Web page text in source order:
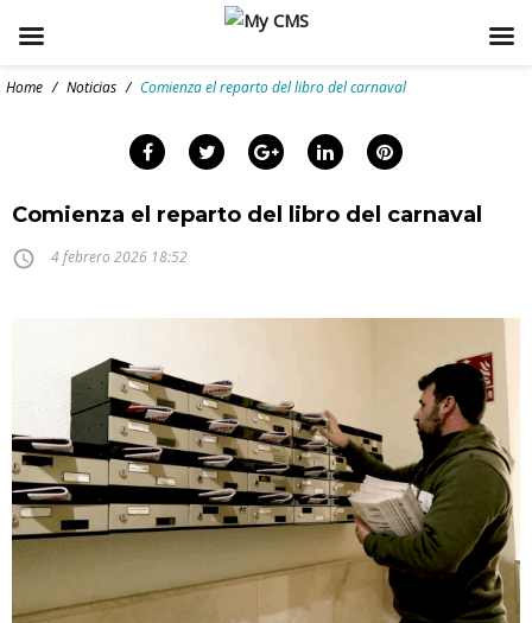
Skip
toHome / Noticias / Comienza el reparto del libro del carnaval
FacebookTwitterGoogle+LinkedInPinterest
Comienza el reparto del libro del carnaval
access_time 4 febrero 2026 18:52